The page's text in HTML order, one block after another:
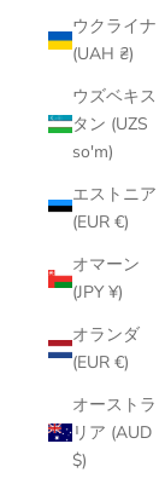
ウクライナ
(UAH ₴)
ウズベキス
タン (UZS
so'm)
エストニア
(EUR €)
オマーン
(JPY ¥)
オランダ
(EUR €)
オーストラ
リア (AUD
$)